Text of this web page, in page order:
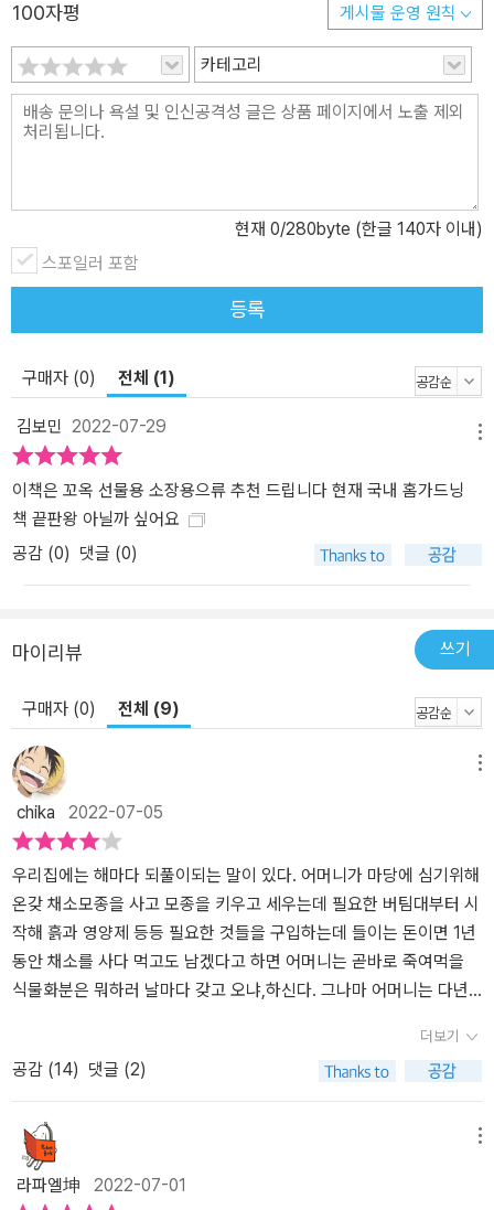
100자평 게시물 운영 원칙
카테고리
현재 0/280byte (한글 140자 이내)
스포일러 포함
등록
구매자 (0) 전체 (1)
김보민 2022-07-29
이책은 꼬옥 선물용 소장용으류 추천 드립니다 현재 국내 홈가드닝
책 끝판왕 아닐까 싶어요
공감 (0) 댓글 (0)
마이리뷰 쓰기
구매자 (0) 전체 (9)
chika 2022-07-05
우리집에는 해마다 되풀이되는 말이 있다. 어머니가 마당에 심기위해
온갖 채소모종을 사고 모종을 키우고 세우는데 필요한 버팀대부터 시
작해 흙과 영양제 등등 필요한 것들을 구입하는데 들이는 돈이면 1년
동안 채소를 사다 먹고도 남겠다고 하면 어머니는 곧바로 죽여먹을
식물화분은 뭐하러 날마다 갖고 오냐,하신다. 그나마 어머니는 다년
히 반쯤은 죽이고 식물의 강인한 생명력으로 살아남은 반은 계절의
변화에 둔감한 내 손에 또다시 반정도가 사라져버린다. 작년 겨울에
도 잘 자라던 다육이들을 아무생각없이 방치했다가 이틀동안 쌓인 눈
에 모조리 죽어버리기도 했으니...그럼에도 나는 식물키우기를 포기
할 수 없다. 이파리 하나를 겨우 살려 십수개의 잎이 자라기까지 몇년
동안 꽃 한번 안피던 아프리칸 바이올렛이 올 여름에 끝없이 꽃을 피
더보기
공감 (14) 댓글 (2)
라파엘坤 2022-07-01